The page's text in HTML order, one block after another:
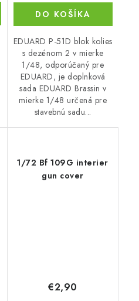
DO KOŠÍKA
EDUARD P-51D blok kolies
s dezénom 2 v mierke
1/48, odporúčaný pre
EDUARD, je doplnková
sada EDUARD Brassin v
mierke 1/48 určená pre
stavebnú sadu...
1/72 Bf 109G interier
gun cover
€2,90